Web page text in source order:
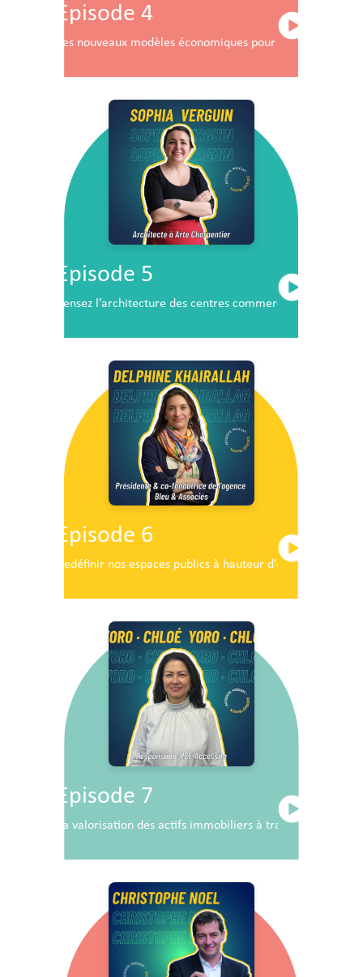
Episode 4
Les nouveaux modèles économiques pour les centres
Episode 5
Pensez l’architecture des centres commerciaux de demain
Episode 6
Redéfinir nos espaces publics à hauteur d’enfants
Episode 7
La valorisation des actifs immobiliers à travers la RSE